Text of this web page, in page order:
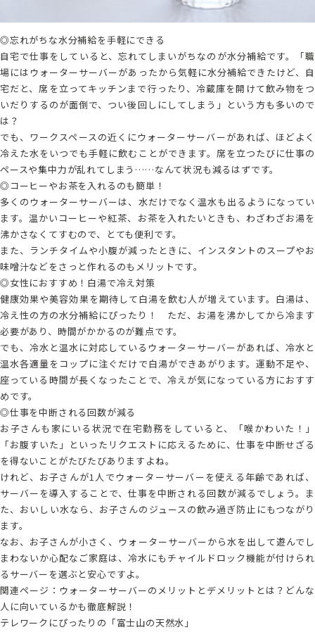
◎忘れがちな水分補給を手軽にできる
自宅で仕事をしていると、忘れてしまいがちなのが水分補給です。「職
場にはウォーターサーバーがあったから気軽に水分補給できたけど、自
宅だと、席を立ってキッチンまで行ったり、冷蔵庫を開けて飲み物をつ
いだりするのが面倒で、つい後回しにしてしまう」という方も多いので
は？
でも、ワークスペースの近くにウォーターサーバーがあれば、ほどよく
冷えた水をいつでも手軽に飲むことができます。席を立つたびに仕事の
ペースや集中力が乱れてしまう……なんて状況も減るはずです。
◎コーヒーやお茶を入れるのも簡単！
多くのウォーターサーバーは、水だけでなく温水も出るようになってい
ます。温かいコーヒーや紅茶、お茶を入れたいときも、わざわざお湯を
沸かさなくてすむので、とても便利です。
また、ランチタイムや小腹が減ったときに、インスタントのスープやお
味噌汁などをさっと作れるのもメリットです。
◎女性におすすめ！白湯で冷え対策
健康効果や美容効果を期待して白湯を飲む人が増えています。白湯は、
冷え性の方の水分補給にぴったり！ ただ、お湯を沸かしてから冷ます
必要があり、時間がかかるのが難点です。
でも、冷水と温水に対応しているウォーターサーバーがあれば、冷水と
温水各適量をコップに注ぐだけで白湯ができあがります。運動不足や、
座っている時間が長くなったことで、冷えが気になっている方におすす
めです。
◎仕事を中断される回数が減る
お子さんも家にいる状況で在宅勤務をしていると、「喉かわいた！」
「お腹すいた」といったリクエストに応えるために、仕事を中断せざる
を得ないことがたびたびありますよね。
けれど、お子さんが1人でウォーターサーバーを使える年齢であれば、
サーバーを導入することで、仕事を中断される回数が減るでしょう。ま
た、おいしい水なら、お子さんのジュースの飲み過ぎ防止にもつながり
ます。
なお、お子さんが小さく、ウォーターサーバーから水を出して遊んでし
まわないか心配なご家庭は、冷水にもチャイルドロック機能が付けられ
るサーバーを選ぶと安心ですよ。
関連ページ： ウォーターサーバーのメリットとデメリットとは？どんな
人に向いているかも徹底解説！
テレワークにぴったりの「富士山の天然水」